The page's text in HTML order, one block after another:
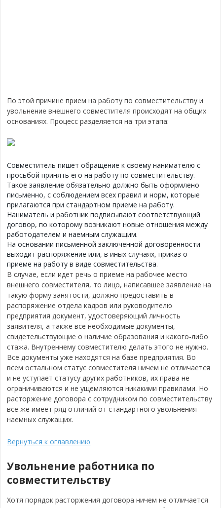
По этой причине прием на работу по совместительству и
увольнение внешнего совместителя происходят на общих
основаниях. Процесс разделяется на три этапа:
Совместитель пишет обращение к своему нанимателю с
просьбой принять его на работу по совместительству.
Такое заявление обязательно должно быть оформлено
письменно, с соблюдением всех правил и норм, которые
прилагаются при стандартном приеме на работу.
Наниматель и работник подписывают соответствующий
договор, по которому возникают новые отношения между
работодателем и наемным служащим.
На основании письменной заключенной договоренности
выходит распоряжение или, в иных случаях, приказ о
приеме на работу в виде совместительства.
В случае, если идет речь о приеме на рабочее место
внешнего совместителя, то лицо, написавшее заявление на
такую форму занятости, должно предоставить в
распоряжение отдела кадров или руководителю
предприятия документ, удостоверяющий личность
заявителя, а также все необходимые документы,
свидетельствующие о наличие образования и какого-либо
стажа. Внутреннему совместителю делать этого не нужно.
Все документы уже находятся на базе предприятия. Во
всем остальном статус совместителя ничем не отличается
и не уступает статусу других работников, их права не
ограничиваются и не ущемляются никакими правилами. Но
расторжение договора с сотрудником по совместительству
все же имеет ряд отличий от стандартного увольнения
наемных служащих.
Вернуться к оглавлению
Увольнение работника по
совместительству
Хотя порядок расторжения договора ничем не отличается